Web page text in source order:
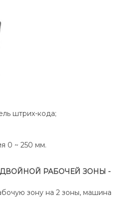
штрих-кода;
0 ~ 250 мм.
ДВОЙНОЙ РАБОЧЕЙ ЗОНЫ -
зону на 2 зоны, машина